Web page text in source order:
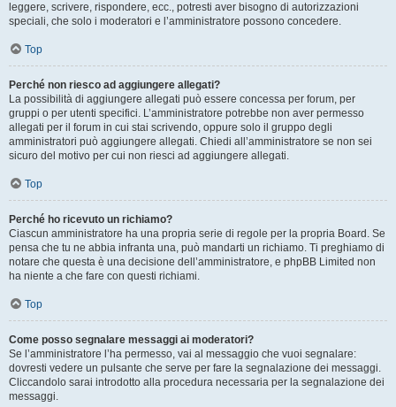
leggere, scrivere, rispondere, ecc., potresti aver bisogno di autorizzazioni
speciali, che solo i moderatori e l’amministratore possono concedere.
Top
Perché non riesco ad aggiungere allegati?
La possibilità di aggiungere allegati può essere concessa per forum, per
gruppi o per utenti specifici. L’amministratore potrebbe non aver permesso
allegati per il forum in cui stai scrivendo, oppure solo il gruppo degli
amministratori può aggiungere allegati. Chiedi all’amministratore se non sei
sicuro del motivo per cui non riesci ad aggiungere allegati.
Top
Perché ho ricevuto un richiamo?
Ciascun amministratore ha una propria serie di regole per la propria Board. Se
pensa che tu ne abbia infranta una, può mandarti un richiamo. Ti preghiamo di
notare che questa è una decisione dell’amministratore, e phpBB Limited non
ha niente a che fare con questi richiami.
Top
Come posso segnalare messaggi ai moderatori?
Se l’amministratore l’ha permesso, vai al messaggio che vuoi segnalare:
dovresti vedere un pulsante che serve per fare la segnalazione dei messaggi.
Cliccandolo sarai introdotto alla procedura necessaria per la segnalazione dei
messaggi.